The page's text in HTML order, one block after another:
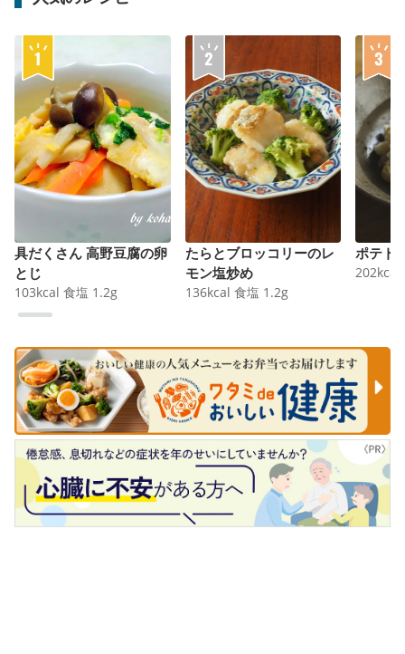
具だくさん 高野豆腐の卵
とじ
103kcal 食塩 1.2g
たらとブロッコリーのレ
モン塩炒め
136kcal 食塩 1.2g
ポテト
202kcal